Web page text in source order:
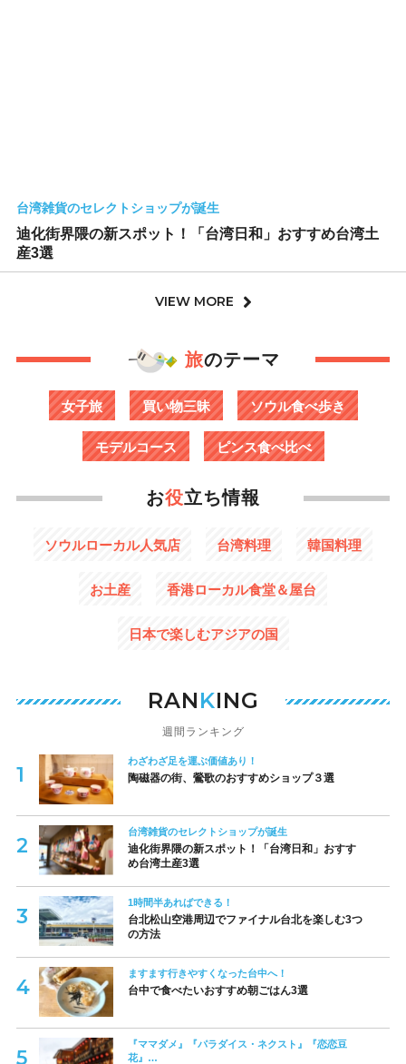
台湾雑貨のセレクトショップが誕生
迪化街界隈の新スポット！「台湾日和」おすすめ台湾土
産3選
VIEW MORE
旅のテーマ
女子旅 買い物三昧 ソウル食べ歩き
モデルコース ピンス食べ比べ
お役立ち情報
ソウルローカル人気店 台湾料理 韓国料理
お土産 香港ローカル食堂＆屋台
日本で楽しむアジアの国
RANKING
週間ランキング
わざわざ足を運ぶ価値あり！
陶磁器の街、鶯歌のおすすめショップ３選
台湾雑貨のセレクトショップが誕生
迪化街界隈の新スポット！「台湾日和」おすす
め台湾土産3選
1時間半あればできる！
台北松山空港周辺でファイナル台北を楽しむ3つ
の方法
ますます行きやすくなった台中へ！
台中で食べたいおすすめ朝ごはん3選
『ママダメ』『パラダイス・ネクスト』『恋恋豆
花』…